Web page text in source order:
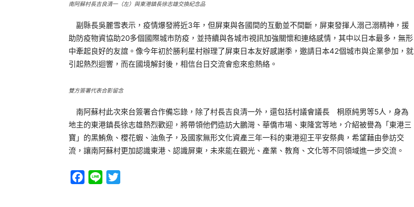
南阿蘇村長吉良清一（左）與東港鎮長徐志雄交換紀念品
副縣長吳麗雪表示，疫情爆發將近3年，但屏東與各國間的互動並不間斷，屏東發揮人溺己溺精神，援
助防疫物資協助20多個國際城市防疫，並持續與各城市視訊加強關懷和連絡感情，其中以日本最多，無形
中牽起良好的友誼。像今年初於勝利星村辦理了屏東日本友好感謝季，邀請日本42個城市與企業參加，就
引起熱烈迴響，而在國境解封後，相信台日交流會愈來愈熱絡。
雙方簽署代表合影留念
南阿蘇村此次來台簽署合作備忘錄，除了村長吉良清一外，還包括村議會議長 桐原純男等5人，身為
地主的東港鎮長徐志雄熱烈歡迎，將帶領他們造訪大鵬灣、華僑市場、東隆宮等地，介紹被譽為「東港三
寶」的黑鮪魚、櫻花蝦、油魚子，及國家無形文化資產三年一科的東港迎王平安祭典，希望藉由參訪交
流，讓南阿蘇村更加認識東港、認識屏東，未來能在觀光、產業、教育、文化等不同領域進一步交流。
Facebook
Line